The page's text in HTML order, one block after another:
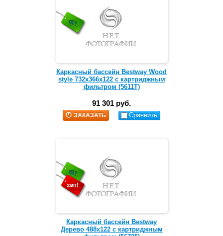
Каркасный бассейн Bestway Wood
style 732х366х122 c картриджным
фильтром (5611T)
91 301 руб.
ЗАКАЗАТЬ Сравнить
Каркасный бассейн Bestway
Дерево 488х122 с картриджным